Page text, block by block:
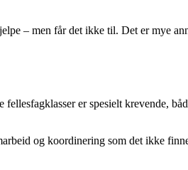
– men får det ikke til. Det er mye
er spesielt krevende,
og koordinering som det ikke